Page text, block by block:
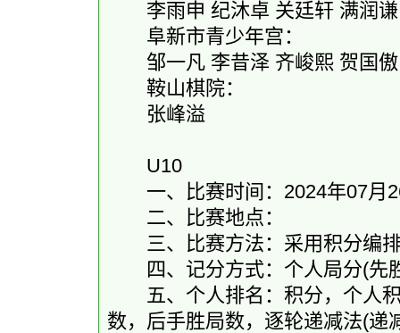
李雨申 纪沐卓 关廷轩 满润谦
阜新市青少年宫：
邹一凡 李昔泽 齐峻熙 贺国傲
鞍山棋院：
张峰溢
U10
一、比赛时间：2024年07月
二、比赛地点：
三、比赛方法：采用积分编排
四、记分方式：个人局分(先
五、个人排名：积分，个人积
数，后手胜局数，逐轮递减法(递